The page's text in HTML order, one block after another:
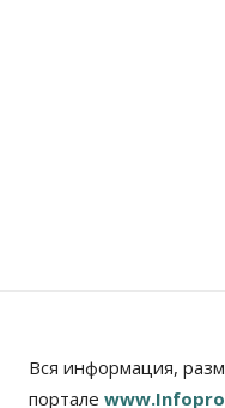
Вся информация,
портале